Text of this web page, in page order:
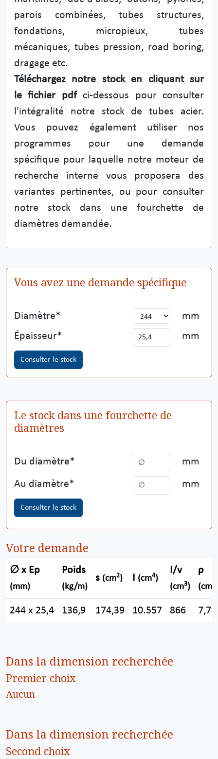
parois combinées, tubes structures,
fondations, micropieux, tubes
mécaniques, tubes pression, road boring,
dragage etc.
Téléchargez notre stock en cliquant sur
le fichier pdf ci-dessous pour consulter
l'intégralité notre stock de tubes acier.
Vous pouvez également utiliser nos
programmes pour une demande
spécifique pour laquelle notre moteur de
recherche interne vous proposera des
variantes pertinentes, ou pour consulter
notre stock dans une fourchette de
diamètres demandée.
Vous avez une demande spécifique
Diamètre
mm
Épaisseur
mm
Consulter le stock
Le stock dans une fourchette de
diamètres
Du diamètre
mm
Au diamètre
mm
Consulter le stock
Votre demande
∅ x Ep
(mm)
Poids
(kg/m)
s (cm2) I (cm4)
I/v
(cm3)
ρ
(cm)
244 x 25,4 136,9 174,39 10.557 866
Dans la dimension recherchée
Premier choix
Aucun
Dans la dimension recherchée
Second choix